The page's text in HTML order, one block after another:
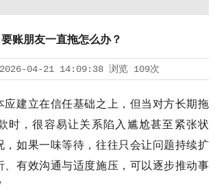
要账朋友一直拖怎么办？
2026-04-21 14:09:38浏览 109次
应建立在信任基础之上，但当对方长期拖
时，很容易让关系陷入尴尬甚至紧张状
，如果一味等待，往往只会让问题持续扩
、有效沟通与适度施压，可以逐步推动事